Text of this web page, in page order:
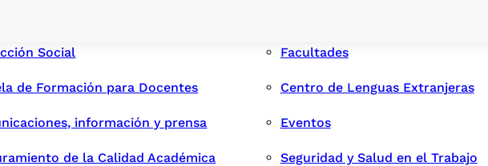
Social Facultades
de Formación para Docentes Centro de Lenguas Extranjeras
información y prensa Eventos
de la Calidad Académica Seguridad y Salud en el Trabajo